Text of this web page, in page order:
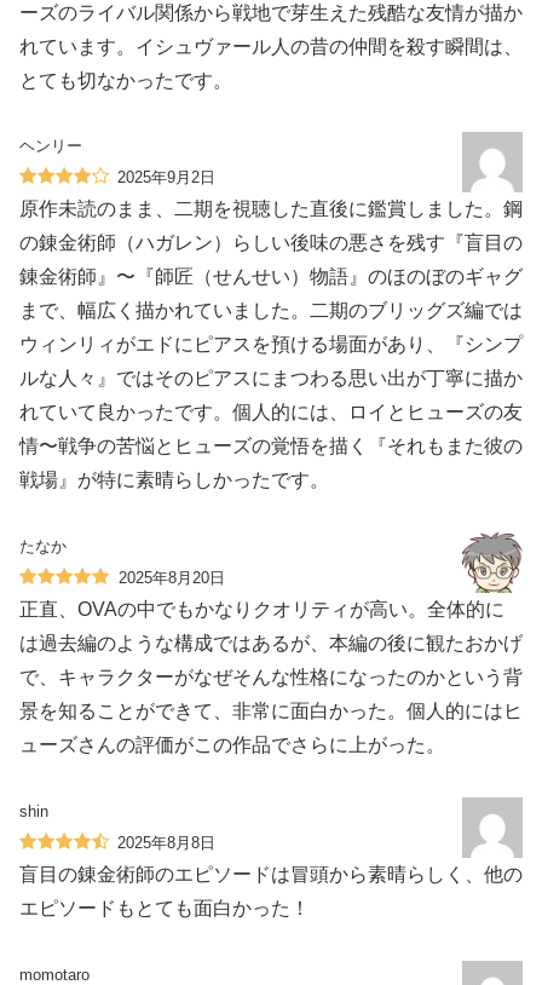
ーズのライバル関係から戦地で芽生えた残酷な友情が描か
れています。イシュヴァール人の昔の仲間を殺す瞬間は、
とても切なかったです。
ヘンリー
2025年9月2日
原作未読のまま、二期を視聴した直後に鑑賞しました。鋼
の錬金術師（ハガレン）らしい後味の悪さを残す『盲目の
錬金術師』〜『師匠（せんせい）物語』のほのぼのギャグ
まで、幅広く描かれていました。二期のブリッグズ編では
ウィンリィがエドにピアスを預ける場面があり、『シンプ
ルな人々』ではそのピアスにまつわる思い出が丁寧に描か
れていて良かったです。個人的には、ロイとヒューズの友
情〜戦争の苦悩とヒューズの覚悟を描く『それもまた彼の
戦場』が特に素晴らしかったです。
たなか
2025年8月20日
正直、OVAの中でもかなりクオリティが高い。全体的に
は過去編のような構成ではあるが、本編の後に観たおかげ
で、キャラクターがなぜそんな性格になったのかという背
景を知ることができて、非常に面白かった。個人的にはヒ
ューズさんの評価がこの作品でさらに上がった。
shin
2025年8月8日
盲目の錬金術師のエピソードは冒頭から素晴らしく、他の
エピソードもとても面白かった！
momotaro